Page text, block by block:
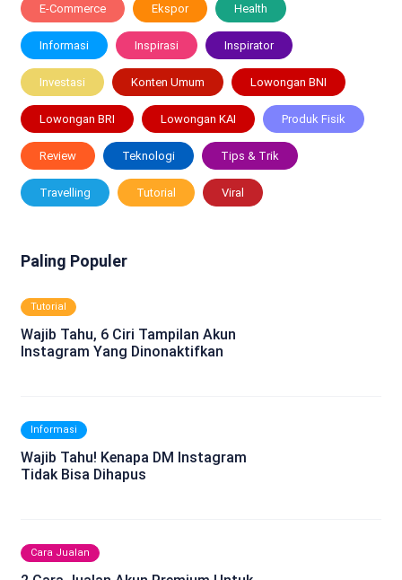
E-Commerce Ekspor Health
Informasi Inspirasi Inspirator
Investasi Konten Umum Lowongan BNI
Lowongan BRI Lowongan KAI Produk Fisik
Review Teknologi Tips & Trik
Travelling Tutorial Viral
Paling Populer
Tutorial
Wajib Tahu, 6 Ciri Tampilan Akun
Instagram Yang Dinonaktifkan
Informasi
Wajib Tahu! Kenapa DM Instagram
Tidak Bisa Dihapus
Cara Jualan